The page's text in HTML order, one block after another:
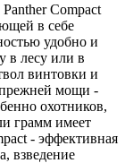
Compact
в себе
удобно и
в лесу или в
винтовки и
мощи -
охотников,
грамм имеет
- эффективная
взведение